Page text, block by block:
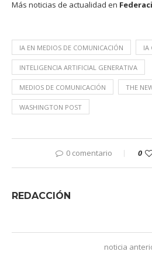
Más noticias de actualidad en
IA EN MEDIOS DE COMUNICACIÓN IA
INTELIGENCIA ARTIFICIAL GENERATIVA
MEDIOS DE COMUNICACIÓN THE
WASHINGTON POST
0 comentario 0
REDACCIÓN
noticia